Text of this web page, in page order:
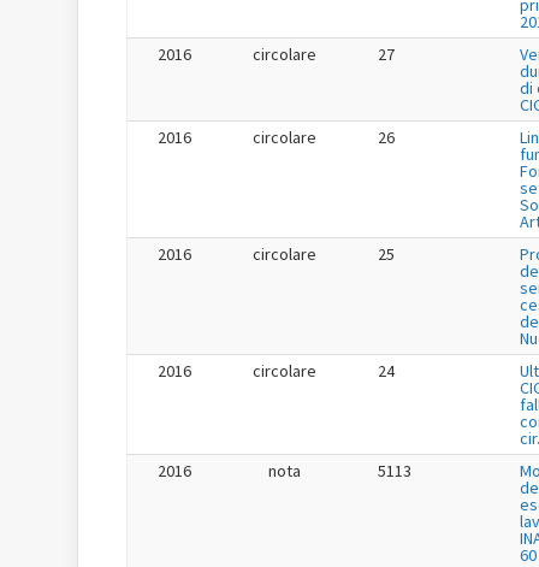
2016
circolare 27
di
2016
circolare 26
2016
circolare 25
2016
circolare 24
2016
nota 5113